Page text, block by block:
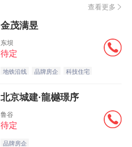
查看更多
金茂满昱
东坝
待定
地铁沿线 品牌房企 科技住宅
北京城建·龍樾璟序
鲁谷
待定
品牌房企